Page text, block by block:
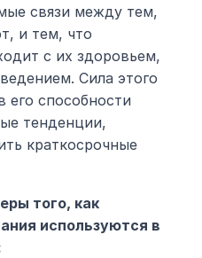
связи между тем,
и тем, что
с их здоровьем,
Сила этого
его способности
тенденции,
краткосрочные
того, как
используются в